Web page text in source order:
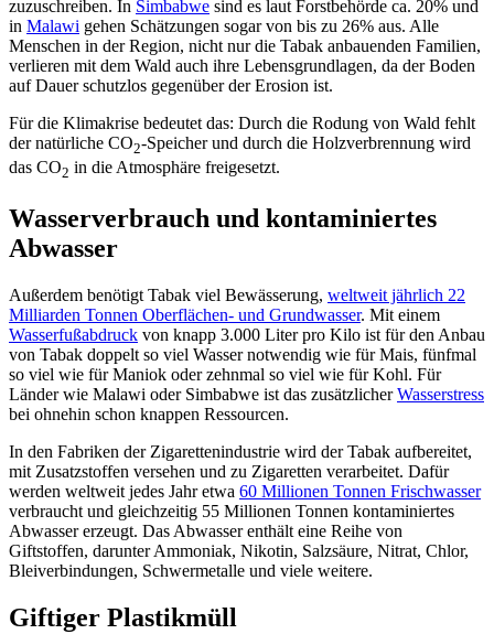
zuzuschreiben. In Simbabwe sind es laut Forstbehörde ca. 20% und
in Malawi gehen Schätzungen sogar von bis zu 26% aus. Alle
Menschen in der Region, nicht nur die Tabak anbauenden Familien,
verlieren mit dem Wald auch ihre Lebensgrundlagen, da der Boden
auf Dauer schutzlos gegenüber der Erosion ist.
Für die Klimakrise bedeutet das: Durch die Rodung von Wald fehlt
der natürliche CO2-Speicher und durch die Holzverbrennung wird
das CO2 in die Atmosphäre freigesetzt.
Wasserverbrauch und kontaminiertes
Abwasser
Außerdem benötigt Tabak viel Bewässerung, weltweit jährlich 22
Milliarden Tonnen Oberflächen- und Grundwasser. Mit einem
Wasserfußabdruck von knapp 3.000 Liter pro Kilo ist für den Anbau
von Tabak doppelt so viel Wasser notwendig wie für Mais, fünfmal
so viel wie für Maniok oder zehnmal so viel wie für Kohl. Für
Länder wie Malawi oder Simbabwe ist das zusätzlicherWasserstress
bei ohnehin schon knappen Ressourcen.
In den Fabriken der Zigarettenindustrie wird der Tabak aufbereitet,
mit Zusatzstoffen versehen und zu Zigaretten verarbeitet. Dafür
werden weltweit jedes Jahr etwa 60 Millionen Tonnen Frischwasser
verbraucht und gleichzeitig 55 Millionen Tonnen kontaminiertes
Abwasser erzeugt. Das Abwasser enthält eine Reihe von
Giftstoffen, darunter Ammoniak, Nikotin, Salzsäure, Nitrat, Chlor,
Bleiverbindungen, Schwermetalle und viele weitere.
Giftiger Plastikmüll